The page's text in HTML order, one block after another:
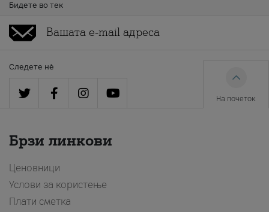
Бидете во тек
Следете нè
На почеток
Брзи линкови
Ценовници
Услови за користење
Плати сметка